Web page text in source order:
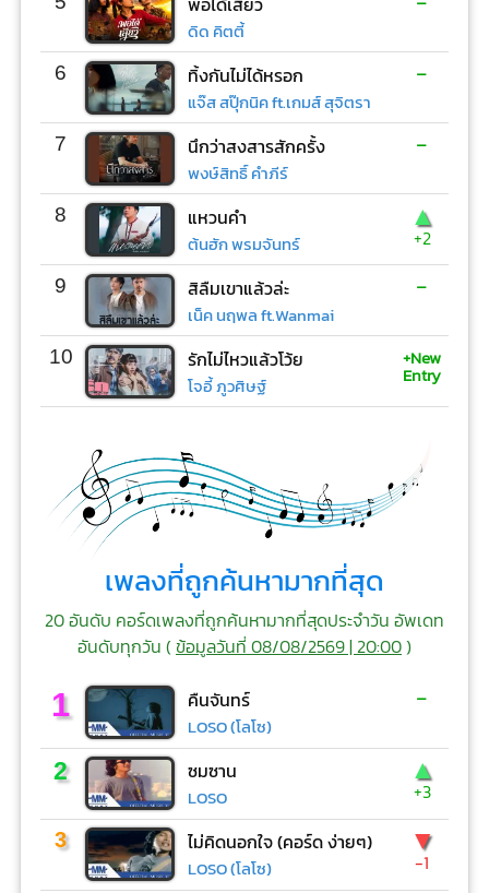
ดิด คิตตี้
6 ทิ้งกันไม่ได้หรอก
แจ๊ส สปุ๊กนิค ft.เกมส์ สุจิตรา
-
7 นึกว่าสงสารสักครั้ง
พงษ์สิทธิ์ คำภีร์
-
8 แหวนคำ
ต้นฮัก พรมจันทร์
▲
+2
9 สิลืมเขาแล้วล่ะ
เน็ค นฤพล ft.Wanmai
-
10 รักไม่ไหวแล้วโว้ย
โจอี้ ภูวศิษฐ์
+New
Entry
เพลงที่ถูกค้นหามากที่สุด
20 อันดับ คอร์ดเพลงที่ถูกค้นหามากที่สุดประจำวัน อัพเดท
อันดับทุกวัน (ข้อมูลวันที่ 08/08/2569 | 20:00)
1 คืนจันทร์
LOSO (โลโซ)
-
2 ซมซาน
LOSO
▲
+3
3 ไม่คิดนอกใจ (คอร์ด ง่ายๆ)
LOSO (โลโซ)
▼
-1